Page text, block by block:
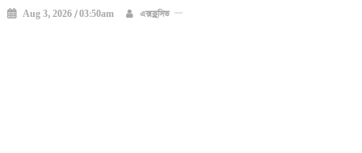
Aug 3, 2026 / 03:50am এক্সক্লুসিভ